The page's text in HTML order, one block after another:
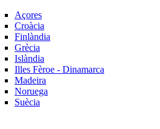
Açores
Croàcia
Finlàndia
Grècia
Islàndia
Illes Fèroe - Dinamarca
Madeira
Noruega
Suècia